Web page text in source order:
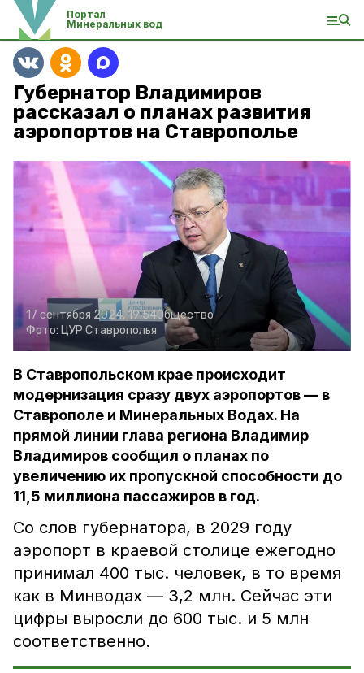
Портал
Минеральных вод
Губернатор Владимиров
рассказал о планах развития
аэропортов на Ставрополье
17 сентября 2024, 19:54Общество
Фото: ЦУР Ставрополья
В Ставропольском крае происходит
модернизация сразу двух аэропортов — в
Ставрополе и Минеральных Водах. На
прямой линии глава региона Владимир
Владимиров сообщил о планах по
увеличению их пропускной способности до
11,5 миллиона пассажиров в год.
Со слов губернатора, в 2029 году
аэропорт в краевой столице ежегодно
принимал 400 тыс. человек, в то время
как в Минводах — 3,2 млн. Сейчас эти
цифры выросли до 600 тыс. и 5 млн
соответственно.